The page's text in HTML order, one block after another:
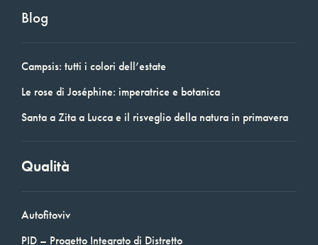
Blog
Campsis: tutti i colori dell’estate
Le rose di Joséphine: imperatrice e botanica
Santa a Zita a Lucca e il risveglio della natura in primavera
Qualità
Autofitoviv
PID – Progetto Integrato di Distretto